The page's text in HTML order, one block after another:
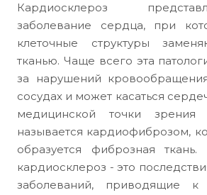
Кардиосклероз
заболевание сердца, при
клеточные структуры
тканью. Чаще всего эта
за нарушений
сосудах и может касаться
медицинской точки зрения
называется кардиофиброзом,
образуется фиброзная
кардиосклероз - это
заболеваний, приводящие